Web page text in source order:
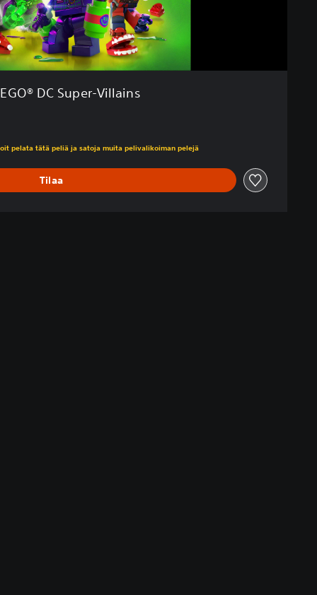
DC Super-Villains
pelata tätä peliä ja satoja muita pelivalikoiman pelejä
Tilaa